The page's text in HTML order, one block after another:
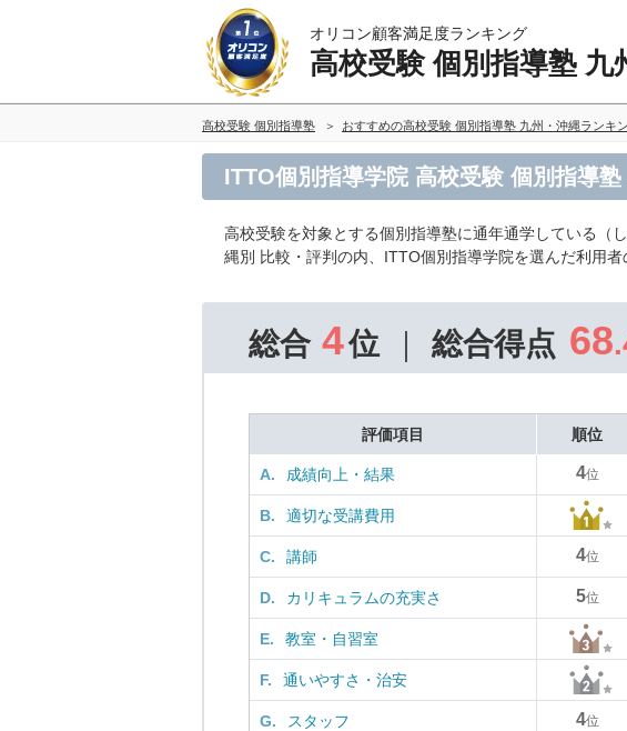
オリコン顧客満足度ランキング
高校受験 個別指導塾 九
高校受験 個別指導塾 おすすめの高校受験 個別指導塾 九州・沖縄ランキ
ITTO個別指導学院 高校受験 個別指導
高校受験を対象とする個別指導塾に通年通学している（
縄別 比較・評判の内、ITTO個別指導学院を選んだ利用者
総合 4位 総合得点 68
評価項目 順位
A. 成績向上・結果 4位
B. 適切な受講費用
C. 講師 4位
D. カリキュラムの充実さ 5位
E. 教室・自習室
F. 通いやすさ・治安
G. スタッフ 4位